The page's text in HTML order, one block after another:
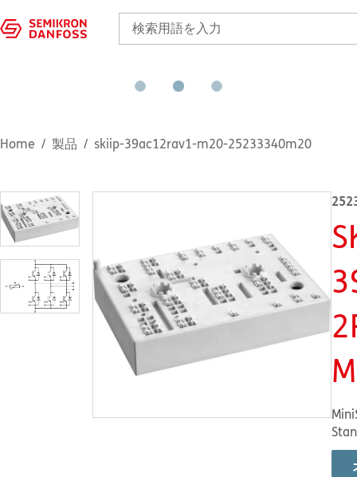
Home 製品 skiip-39ac12rav1-m20-25233340m20